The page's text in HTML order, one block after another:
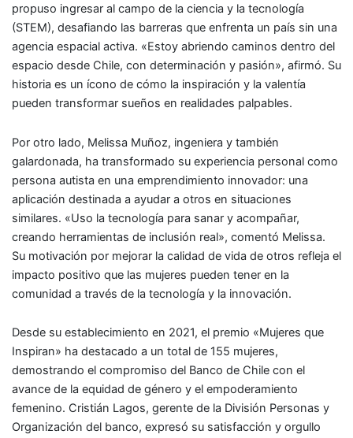
propuso ingresar al campo de la ciencia y la tecnología
(STEM), desafiando las barreras que enfrenta un país sin una
agencia espacial activa. «Estoy abriendo caminos dentro del
espacio desde Chile, con determinación y pasión», afirmó. Su
historia es un ícono de cómo la inspiración y la valentía
pueden transformar sueños en realidades palpables.
Por otro lado, Melissa Muñoz, ingeniera y también
galardonada, ha transformado su experiencia personal como
persona autista en una emprendimiento innovador: una
aplicación destinada a ayudar a otros en situaciones
similares. «Uso la tecnología para sanar y acompañar,
creando herramientas de inclusión real», comentó Melissa.
Su motivación por mejorar la calidad de vida de otros refleja el
impacto positivo que las mujeres pueden tener en la
comunidad a través de la tecnología y la innovación.
Desde su establecimiento en 2021, el premio «Mujeres que
Inspiran» ha destacado a un total de 155 mujeres,
demostrando el compromiso del Banco de Chile con el
avance de la equidad de género y el empoderamiento
femenino. Cristián Lagos, gerente de la División Personas y
Organización del banco, expresó su satisfacción y orgullo